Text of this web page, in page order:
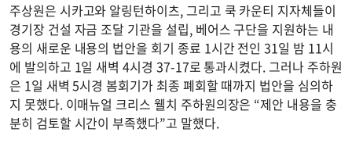
주상원은 시카고와 알링턴하이츠, 그리고 쿡 카운티 지자체들이
경기장 건설 자금 조달 기관을 설립, 베어스 구단을 지원하는 내
용의 새로운 내용의 법안을 회기 종료 1시간 전인 31일 밤 11시
에 발의하고 1일 새벽 4시경 37-17로 통과시켰다. 그러나 주하원
은 1일 새벽 5시경 봄회기가 최종 폐회할 때까지 법안을 심의하
지 못했다. 이매뉴얼 크리스 웰치 주하원의장은 “제안 내용을 충
분히 검토할 시간이 부족했다”고 말했다.